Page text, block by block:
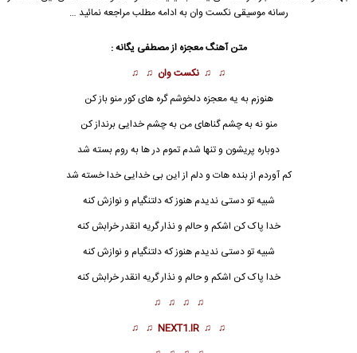
رسانه موسیقی نکست وان به ادامه مطلب مراجعه نمائید …
متن آهنگ معجزه ازمصطفی یگانه:
♫ ♫ نکست وان ♫ ♫
هنوزم به یهمعجزه دلخوشم گره های کور منو باز کن
منو نه به چشم گناهای من به چشم خدایی برنداز کن
دوباره پریشون و تنها شدم تموم در ها به روم بسته شد
کم آوردم از بنده هات و دلم از این بی خدایی خدا خسته شد
شبیه تو دستی ندیدم هنوز که دلتنگیام و نوازش کنه
خدا پاک کن اشکم و حالم و نذار گریه انقدر خرابش کنه
شبیه تو دستی ندیدم هنوز که دلتنگیام و نوازش کنه
خدا پاک کن اشکم و حالم و نذار گریه انقدر خرابش کنه
♫ ♫ ♫ ♫
♫ ♫
NEXT1.IR
♫ ♫